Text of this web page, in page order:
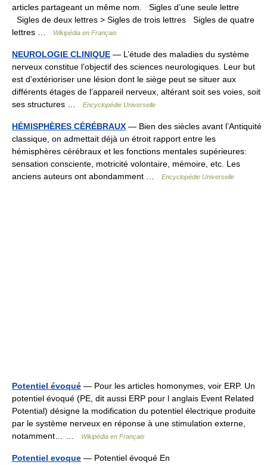
articles partageant un même nom. Sigles d’une seule lettre
Sigles de deux lettres > Sigles de trois lettres Sigles de quatre
lettres …
Wikipédia en Français
NEUROLOGIE CLINIQUE — L’étude des maladies du système
nerveux constitue l’objectif des sciences neurologiques. Leur but
est d’extérioriser une lésion dont le siège peut se situer aux
différents étages de l’appareil nerveux, altérant soit ses voies, soit
ses structures …
Encyclopédie Universelle
HÉMISPHÈRES CÉRÉBRAUX — Bien des siècles avant l’Antiquité
classique, on admettait déjà un étroit rapport entre les
hémisphères cérébraux et les fonctions mentales supérieures:
sensation consciente, motricité volontaire, mémoire, etc. Les
anciens auteurs ont abondamment …
Encyclopédie Universelle
Potentiel évoqué — Pour les articles homonymes, voir ERP. Un
potentiel évoqué (PE, dit aussi ERP pour l anglais Event Related
Potential) désigne la modification du potentiel électrique produite
par le système nerveux en réponse à une stimulation externe,
notamment… …
Wikipédia en Français
Potentiel evoque — Potentiel évoqué En